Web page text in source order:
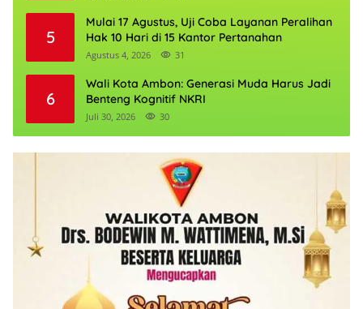
5
Mulai 17 Agustus, Uji Coba Layanan Peralihan
Hak 10 Hari di 15 Kantor Pertanahan
Agustus 4, 2026 31
6
Wali Kota Ambon: Generasi Muda Harus Jadi
Benteng Kognitif NKRI
Juli 30, 2026 30